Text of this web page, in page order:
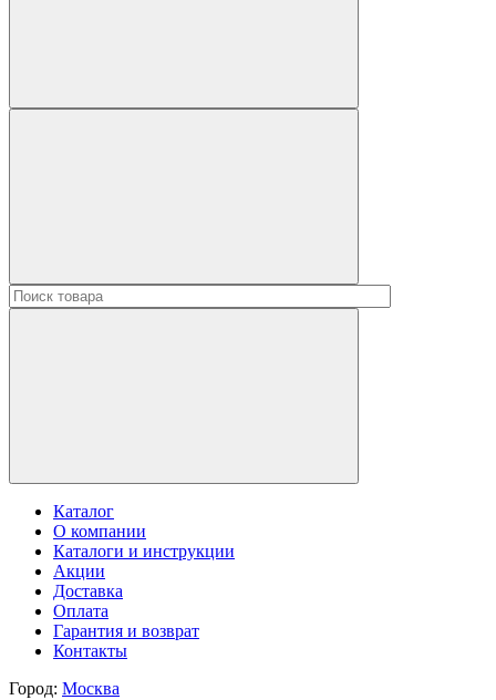
Каталог
О компании
Каталоги и инструкции
Акции
Доставка
Оплата
Гарантия и возврат
Контакты
Город: Москва